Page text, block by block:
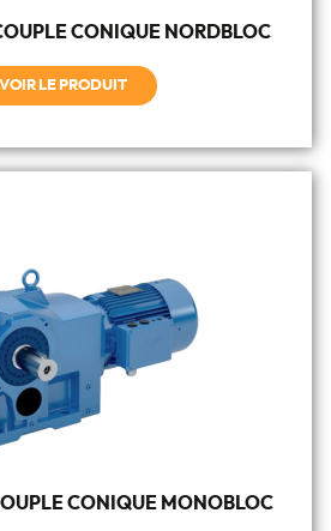
CONIQUE NORDBLOC
VOIR LE PRODUIT
CONIQUE MONOBLOC